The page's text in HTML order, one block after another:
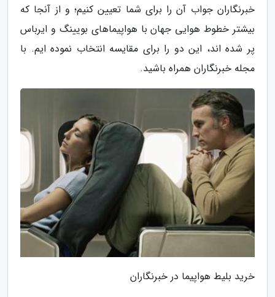
خبرنگاران جواب آن را برای شما تعیین کنیم؛ و از آنجا که
بیشتر خطوط هوایی جهان با هواپیماهای بویینگ و ایرباس
پر شده اند، این دو را برای مقایسه انتخاب نموده ایم. با
مجله خبرنگاران همراه باشید.
خرید بلیط هواپیما در خبرنگاران